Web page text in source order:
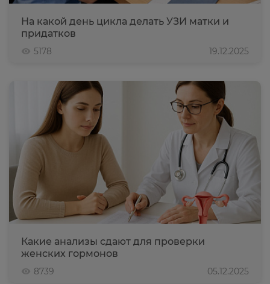
На какой день цикла делать УЗИ матки и
придатков
5178 19.12.2025
Какие анализы сдают для проверки
женских гормонов
8739 05.12.2025